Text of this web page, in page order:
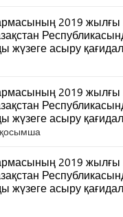
2019 жылғы
жүзеге асыру
2019 жылғы
жүзеге асыру
2019 жылғы
жүзеге асыру